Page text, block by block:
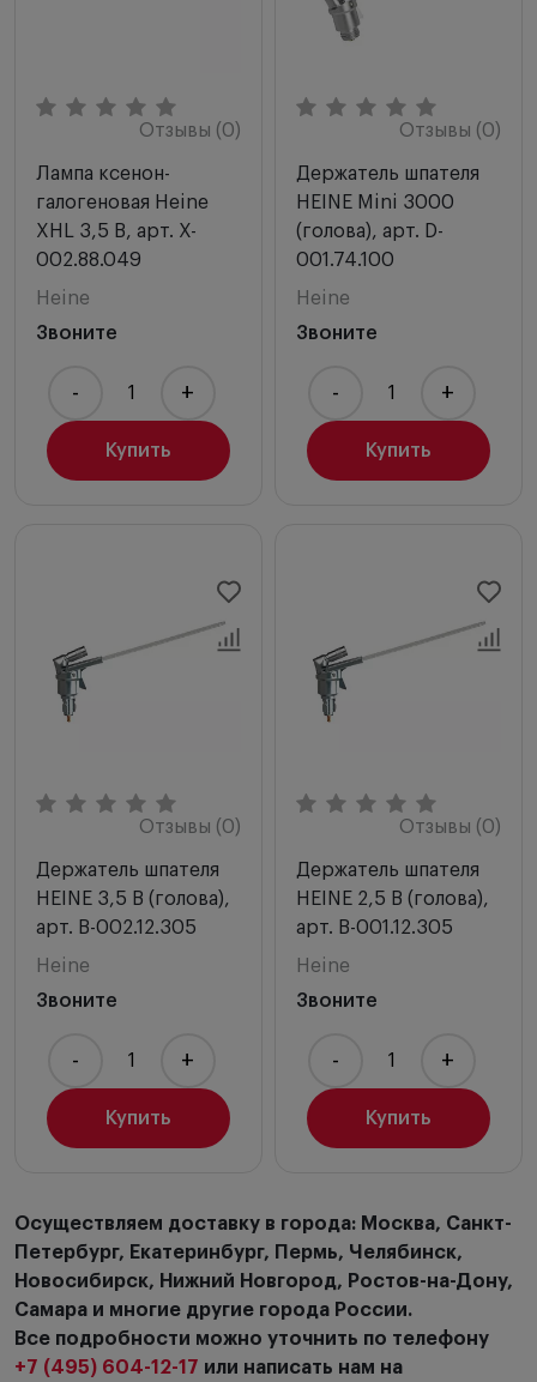
Отзывы (0)
Лампа ксенон-
галогеновая Heine
XHL 3,5 В, арт. X-
002.88.049
Heine
Звоните
Купить
- +
Отзывы (0)
Держатель шпателя
HEINE Mini 3000
(голова), арт. D-
001.74.100
Heine
Звоните
Купить
- +
Отзывы (0)
Держатель шпателя
HEINE 3,5 В (голова),
арт. B-002.12.305
Heine
Звоните
Купить
- +
Отзывы (0)
Держатель шпателя
HEINE 2,5 В (голова),
арт. B-001.12.305
Heine
Звоните
Купить
- +
Осуществляем доставку в города: Москва, Санкт-
Петербург, Екатеринбург, Пермь, Челябинск,
Новосибирск, Нижний Новгород, Ростов-на-Дону,
Самара и многие другие города России.
Все подробности можно уточнить по телефону
+7 (495) 604-12-17 или написать нам на